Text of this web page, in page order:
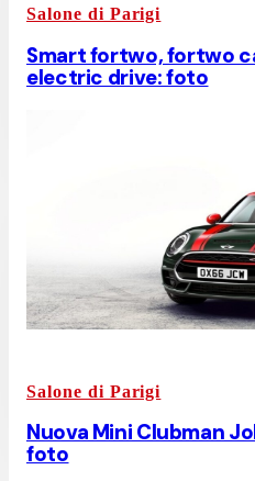
Salone di Parigi
Smart fortwo, fortwo
electric drive: foto
Salone di Parigi
Nuova Mini Clubman
foto